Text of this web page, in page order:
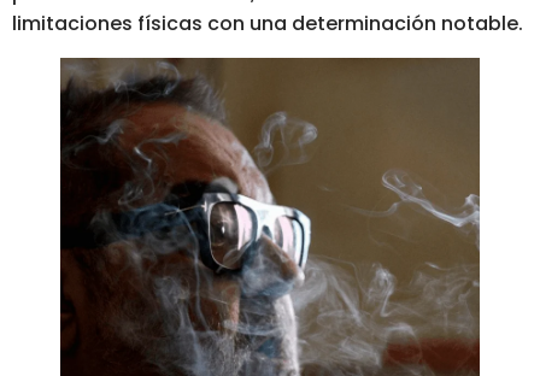
limitaciones físicas con una determinación notable.